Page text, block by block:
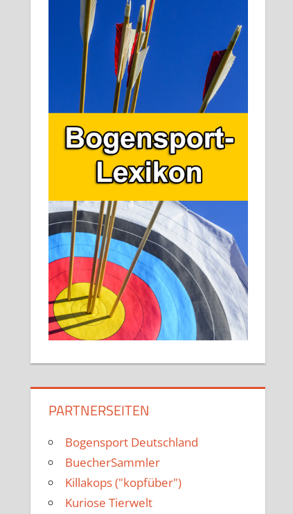
PARTNERSEITEN
Bogensport Deutschland
BuecherSammler
Killakops ("kopfüber")
Kuriose Tierwelt